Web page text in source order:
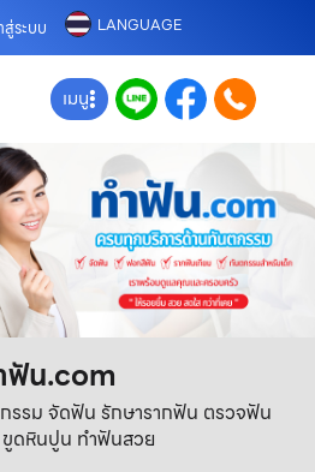
สู่ระบบ LANGUAGE
เมนู
ฟัน.com
รม จัดฟัน รักษารากฟัน ตรวจฟัน
ดหินปูน ทำฟันสวย